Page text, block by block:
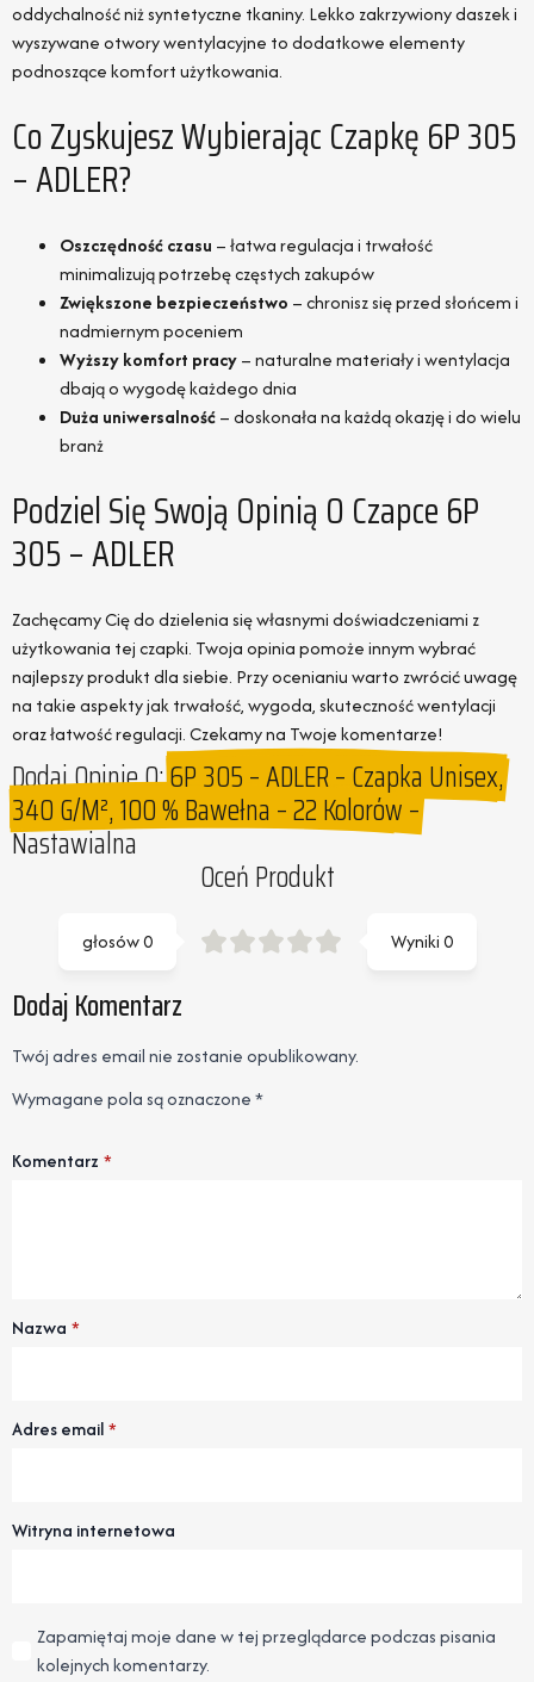
oddychalność niż syntetyczne tkaniny. Lekko zakrzywiony daszek i
wyszywane otwory wentylacyjne to dodatkowe elementy
podnoszące komfort użytkowania.
Co Zyskujesz Wybierając Czapkę 6P 305
– ADLER?
Oszczędność czasu – łatwa regulacja i trwałość
minimalizują potrzebę częstych zakupów
Zwiększone bezpieczeństwo – chronisz się przed słońcem i
nadmiernym poceniem
Wyższy komfort pracy– naturalne materiały i wentylacja
dbają o wygodę każdego dnia
Duża uniwersalność– doskonała na każdą okazję i do wielu
branż
Podziel Się Swoją Opinią O Czapce 6P
305 – ADLER
Zachęcamy Cię do dzielenia się własnymi doświadczeniami z
użytkowania tej czapki. Twoja opinia pomoże innym wybrać
najlepszy produkt dla siebie. Przy ocenianiu warto zwrócić uwagę
na takie aspekty jak trwałość, wygoda, skuteczność wentylacji
oraz łatwość regulacji. Czekamy na Twoje komentarze!
Dodaj Opinie O:6P 305 – ADLER – Czapka Unisex,
340 G/m², 100 % Bawełna – 22 Kolorów –
Nastawialna
Oceń Produkt
Wyniki0
głosów0
Dodaj Komentarz
Twój adres email nie zostanie opublikowany.
Wymagane pola są oznaczone*
Komentarz *
Nazwa *
Adres email*
Witryna internetowa
Zapamiętaj moje dane w tej przeglądarce podczas pisania
kolejnych komentarzy.